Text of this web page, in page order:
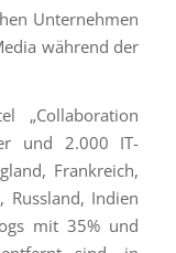
Unternehmen
während der
und 2.000 IT-
Frankreich,
Russland, Indien
mit 35% und